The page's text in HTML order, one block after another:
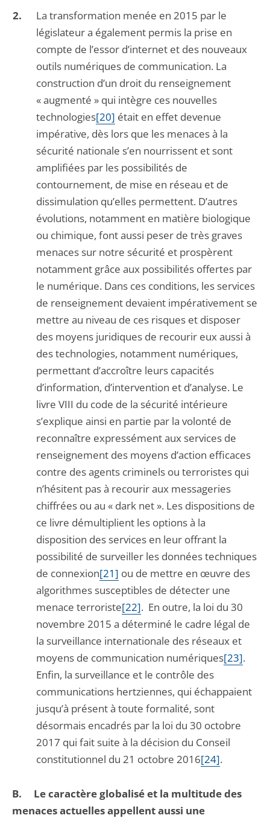
La transformation menée en 2015 par le
législateur a également permis la prise en
compte de l’essor d’internet et des nouveaux
outils numériques de communication. La
construction d’un droit du renseignement
« augmenté » qui intègre ces nouvelles
technologies[20] était en effet devenue
impérative, dès lors que les menaces à la
sécurité nationale s’en nourrissent et sont
amplifiées par les possibilités de
contournement, de mise en réseau et de
dissimulation qu’elles permettent. D’autres
évolutions, notamment en matière biologique
ou chimique, font aussi peser de très graves
menaces sur notre sécurité et prospèrent
notamment grâce aux possibilités offertes par
le numérique. Dans ces conditions, les services
de renseignement devaient impérativement se
mettre au niveau de ces risques et disposer
des moyens juridiques de recourir eux aussi à
des technologies, notamment numériques,
permettant d’accroître leurs capacités
d’information, d’intervention et d’analyse. Le
livre VIII du code de la sécurité intérieure
s’explique ainsi en partie par la volonté de
reconnaître expressément aux services de
renseignement des moyens d’action efficaces
contre des agents criminels ou terroristes qui
n’hésitent pas à recourir aux messageries
chiffrées ou au « dark net ». Les dispositions de
ce livre démultiplient les options à la
disposition des services en leur offrant la
possibilité de surveiller les données techniques
de connexion[21] ou de mettre en œuvre des
algorithmes susceptibles de détecter une
menace terroriste[22]. En outre, la loi du 30
novembre 2015 a déterminé le cadre légal de
la surveillance internationale des réseaux et
moyens de communication numériques[23].
Enfin, la surveillance et le contrôle des
communications hertziennes, qui échappaient
jusqu’à présent à toute formalité, sont
désormais encadrés par la loi du 30 octobre
2017 qui fait suite à la décision du Conseil
constitutionnel du 21 octobre 2016[24].
B. Le caractère globalisé et la multitude des
menaces actuelles appellent aussi une